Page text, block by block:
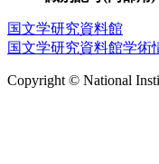
国文学研究資料館
国文学研究資料館学術
Copyright © National